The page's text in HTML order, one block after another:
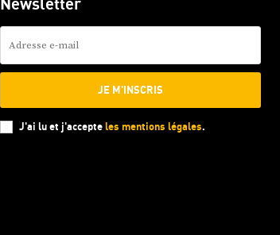
JE M'INSCRIS
J'ai lu et j'accepteles mentions légales.